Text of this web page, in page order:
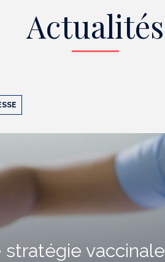
Actualités
stratégie vaccinale